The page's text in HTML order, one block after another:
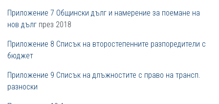
Приложение 7 Общински дълг и намерение за поемане на
нов дълг през 2018
Приложение 8 Списък на второстепенните разпоредители с
бюджет
Приложение 9 Списък на длъжностите с право на трансп.
разноски